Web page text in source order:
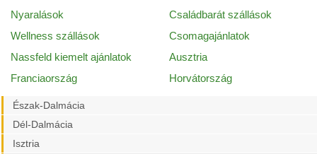
Nyaralások
Családbarát szállások
Wellness szállások
Csomagajánlatok
Nassfeld kiemelt ajánlatok
Ausztria
Franciaország
Horvátország
Észak-Dalmácia
Dél-Dalmácia
Isztria